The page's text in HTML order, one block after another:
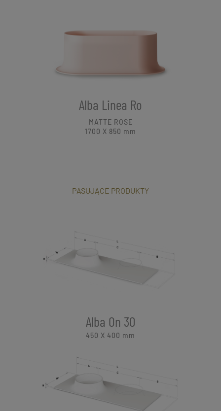
Alba Linea Ro
MATTE ROSE
1700 X 850 mm
PASUJĄCE PRODUKTY
Alba On 30
450 X 400 mm